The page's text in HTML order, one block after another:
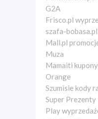
G2A
Frisco.pl
szafa-bobasa.pl
Mall.pl
Muza
Mamaiti
Orange
Szumisie kody
Super Prezenty
Play